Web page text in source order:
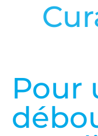
Pour